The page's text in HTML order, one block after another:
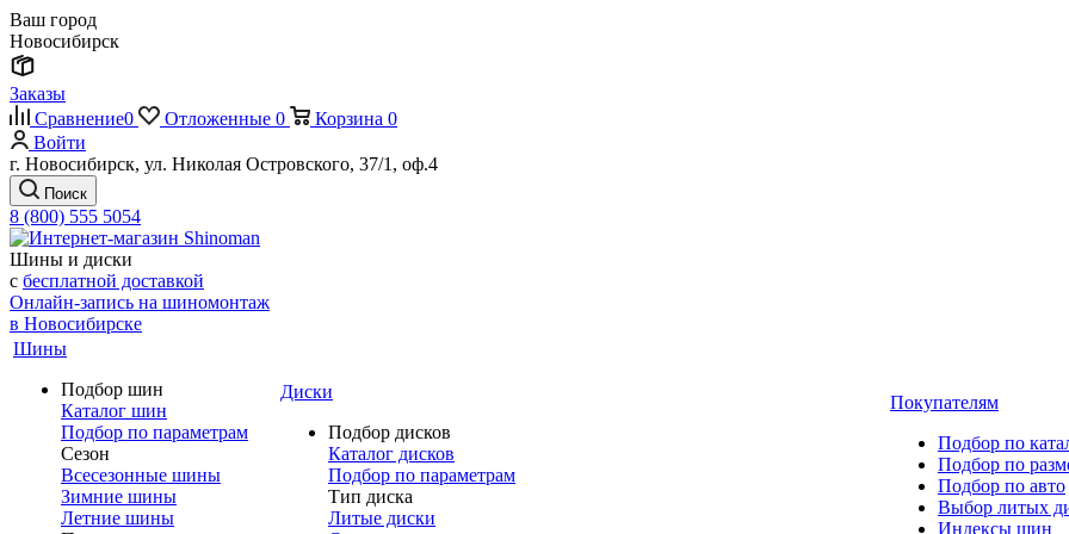
Ваш город
Новосибирск
Заказы
Сравнение0 Отложенные 0 Корзина 0
Войти
г. Новосибирск, ул. Николая Островского, 37/1, оф.4
Поиск
8 (800) 555 5054
Шины и диски
с бесплатной доставкой
Онлайн-запись на шиномонтаж
в Новосибирске
Шины
Подбор шин
Каталог шин
Подбор по параметрам
Сезон
Всесезонные шины
Зимние шины
Летние шины
Диски
Подбор дисков
Каталог дисков
Подбор по параметрам
Тип диска
Литые диски
Покупателям
Подбор по
Подбор по
Подбор по авто
Выбор литых
Индексы шин